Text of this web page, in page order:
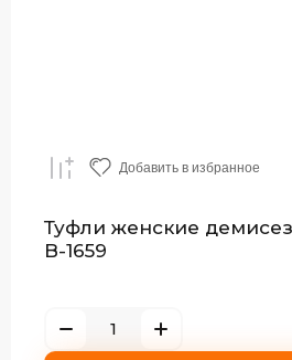
Добавить в избранное
Туфли женские
B-1659